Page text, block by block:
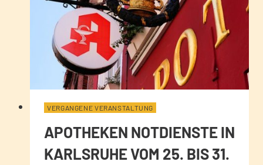
VERGANGENE VERANSTALTUNG
APOTHEKEN NOTDIENSTE IN
KARLSRUHE VOM 25. BIS 31.